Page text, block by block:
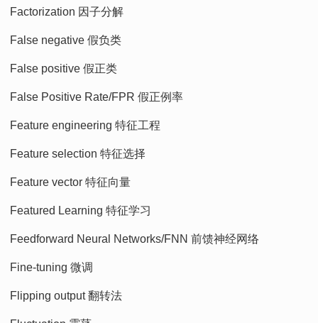
Factorization 因子分解
False negative 假负类
False positive 假正类
False Positive Rate/FPR 假正例率
Feature engineering 特征工程
Feature selection 特征选择
Feature vector 特征向量
Featured Learning 特征学习
Feedforward Neural Networks/FNN 前馈神经网络
Fine-tuning 微调
Flipping output 翻转法